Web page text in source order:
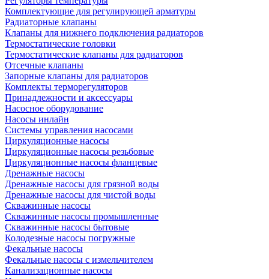
Комплектующие для регулирующей арматуры
Радиаторные клапаны
Клапаны для нижнего подключения радиаторов
Термостатические головки
Термостатические клапаны для радиаторов
Отсечные клапаны
Запорные клапаны для радиаторов
Комплекты терморегуляторов
Принадлежности и аксессуары
Насосное оборудование
Насосы инлайн
Системы управления насосами
Циркуляционные насосы
Циркуляционные насосы резьбовые
Циркуляционные насосы фланцевые
Дренажные насосы
Дренажные насосы для грязной воды
Дренажные насосы для чистой воды
Скважинные насосы
Скважинные насосы промышленные
Скважинные насосы бытовые
Колодезные насосы погружные
Фекальные насосы
Фекальные насосы с измельчителем
Канализационные насосы